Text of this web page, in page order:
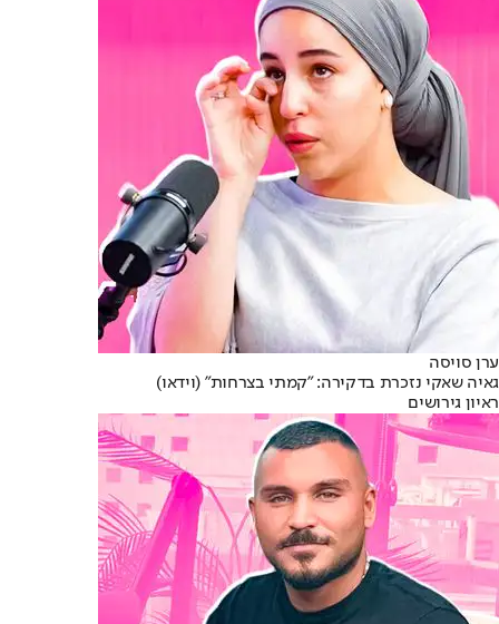
ערן סויסה
גאיה שאקי נזכרת בדקירה: "קמתי בצרחות" (וידאו)
ראיון גירושים